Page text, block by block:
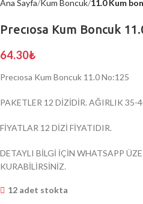
Ana Sayfa Kum Boncuk 11.0 Kum
Precıosa Kum Boncuk
64.30₺
Precıosa Kum Boncuk 11.0 No:125
PAKETLER 12 DİZİDİR. AĞIRLIK 35-
FİYATLAR 12 DİZİ FİYATIDIR.
DETAYLI BİLGİ İÇİN WHATSAPP
KURABİLİRSİNİZ.
12 adet stokta